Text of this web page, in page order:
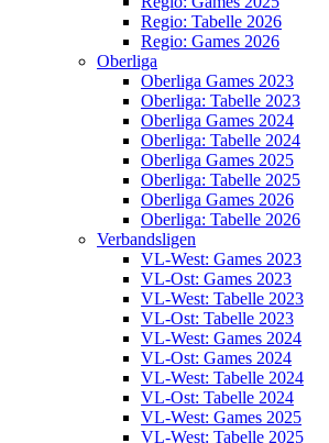
Regio: Tabelle 2026
Regio: Games 2026
Oberliga
Oberliga Games 2023
Oberliga: Tabelle 2023
Oberliga Games 2024
Oberliga: Tabelle 2024
Oberliga Games 2025
Oberliga: Tabelle 2025
Oberliga Games 2026
Oberliga: Tabelle 2026
Verbandsligen
VL-West: Games 2023
VL-Ost: Games 2023
VL-West: Tabelle 2023
VL-Ost: Tabelle 2023
VL-West: Games 2024
VL-Ost: Games 2024
VL-West: Tabelle 2024
VL-Ost: Tabelle 2024
VL-West: Games 2025
VL-West: Tabelle 2025